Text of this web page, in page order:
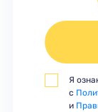
Я
с
и